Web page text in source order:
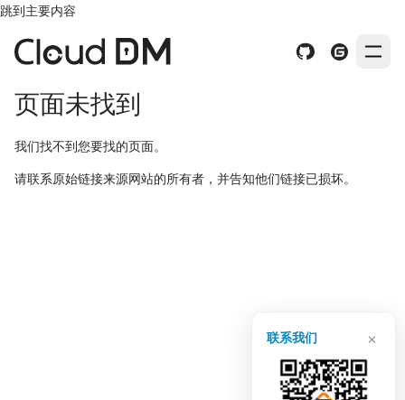
跳到主要内容
页面未找到
我们找不到您要找的页面。
请联系原始链接来源网站的所有者，并告知他们链接已损坏。
联系我们 ×